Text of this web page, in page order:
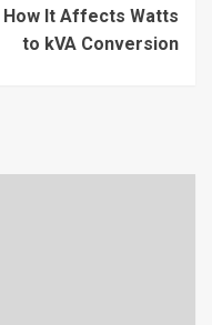
It Affects Watts
to kVA Conversion